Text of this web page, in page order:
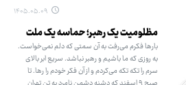
۱۴۰۵.۰۵.۰۹
مظلومیت یک رهبر؛ حماسه یک ملت
بارها فکرم می‌رفت به آن سمتی که دلم نمی‌خواست.
به روزی که ما باشیم و رهبر نباشد. سریع ابر بالای
سرم را تکه تکه می‌کردم و از آن فکر خودم را رها. تا